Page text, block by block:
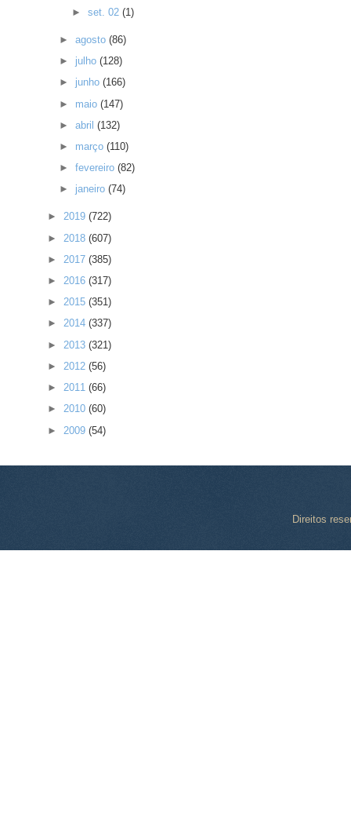
► set. 02 (1)
►agosto(86)
► julho(128)
► junho(166)
► maio(147)
►abril(132)
► março(110)
►fevereiro(82)
► janeiro(74)
► 2019 (722)
► 2018 (607)
► 2017 (385)
► 2016 (317)
► 2015 (351)
► 2014 (337)
► 2013 (321)
► 2012 (56)
► 2011 (66)
► 2010 (60)
► 2009 (54)
Direitos